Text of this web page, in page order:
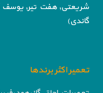
شریعتی, هفت تیر, یوسف
گاندی)
تعمیر اکثر برندها